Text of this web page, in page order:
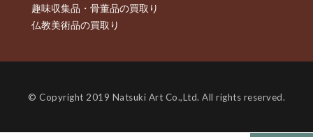
趣味収集品・骨董品の買取り
仏教美術品の買取り
© Copyright 2019 Natsuki Art Co.,Ltd. All rights reserved.